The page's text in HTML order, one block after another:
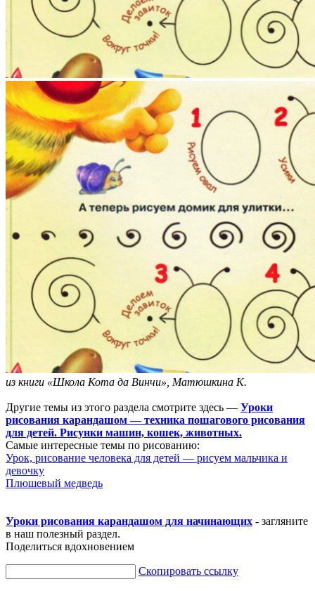
из книги «Школа Кота да Винчи», Матюшкина К.
Другие темы из этого раздела смотрите здесь — Уроки
рисования карандашом — техника пошагового рисования
для детей. Рисунки машин, кошек, животных.
Самые интересные темы по рисованию:
Урок, рисование человека для детей — рисуем мальчика и
девочку
Плюшевый медведь
Уроки рисования карандашом для начинающих - загляните
в наш полезный раздел.
Поделиться вдохновением
Скопировать ссылку